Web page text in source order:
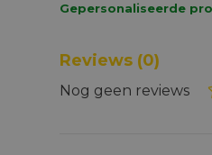
Gepersonaliseerde
Reviews (0)
Nog geen reviews